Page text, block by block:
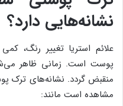
نشانه‌هایی دارد؟
علائم استریا تغییر رنگ،
پوست است. زمانی ظاهر
منقبض گردد. نشانه‌های ترک
مشاهده است مانند: